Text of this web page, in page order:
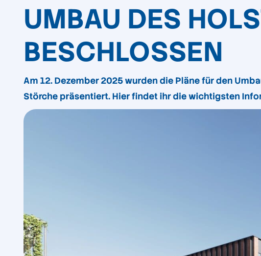
UMBAU DES
BESCHLOSSEN
Am 12. Dezember 2025 wurden die Pläne für den
Störche präsentiert. Hier findet ihr die wichtigsten